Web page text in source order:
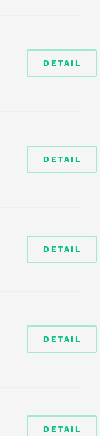
DETAIL
DETAIL
DETAIL
DETAIL
DETAIL